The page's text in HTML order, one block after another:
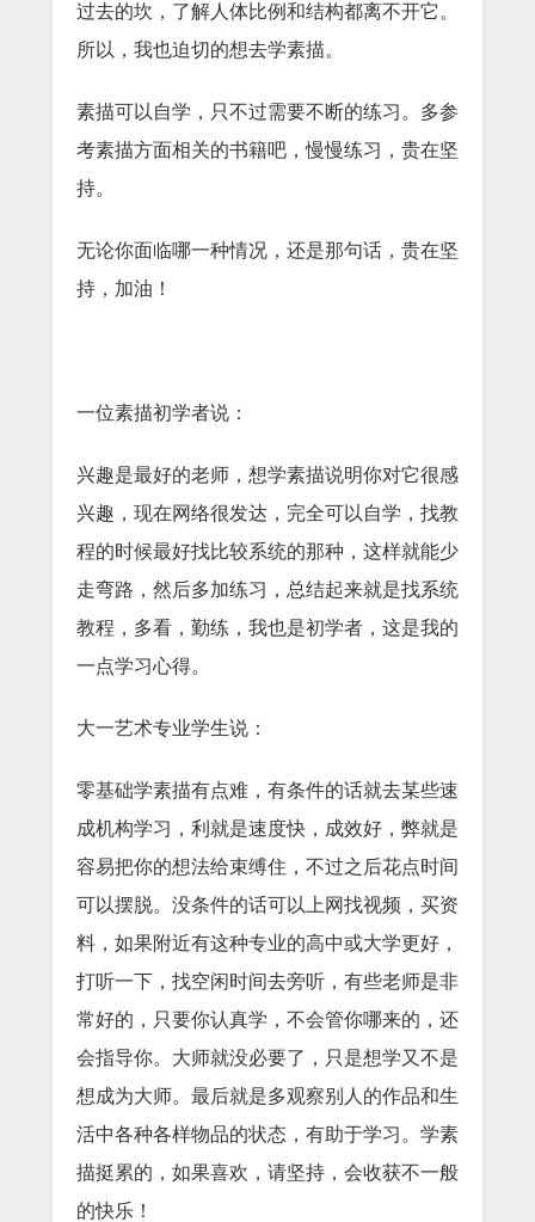
过去的坎，了解人体比例和结构都离不开它。
所以，我也迫切的想去学素描。
素描可以自学，只不过需要不断的练习。多参
考素描方面相关的书籍吧，慢慢练习，贵在坚
持。
无论你面临哪一种情况，还是那句话，贵在坚
持，加油！
一位素描初学者说：
兴趣是最好的老师，想学素描说明你对它很感
兴趣，现在网络很发达，完全可以自学，找教
程的时候最好找比较系统的那种，这样就能少
走弯路，然后多加练习，总结起来就是找系统
教程，多看，勤练，我也是初学者，这是我的
一点学习心得。
大一艺术专业学生说：
零基础学素描有点难，有条件的话就去某些速
成机构学习，利就是速度快，成效好，弊就是
容易把你的想法给束缚住，不过之后花点时间
可以摆脱。没条件的话可以上网找视频，买资
料，如果附近有这种专业的高中或大学更好，
打听一下，找空闲时间去旁听，有些老师是非
常好的，只要你认真学，不会管你哪来的，还
会指导你。大师就没必要了，只是想学又不是
想成为大师。最后就是多观察别人的作品和生
活中各种各样物品的状态，有助于学习。学素
描挺累的，如果喜欢，请坚持，会收获不一般
的快乐！